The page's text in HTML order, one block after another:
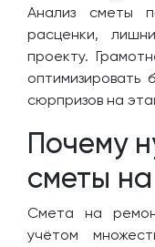
Анализ сметы
расценки,
проекту.
оптимизировать
сюрпризов на
Почему
сметы
Смета на
учётом